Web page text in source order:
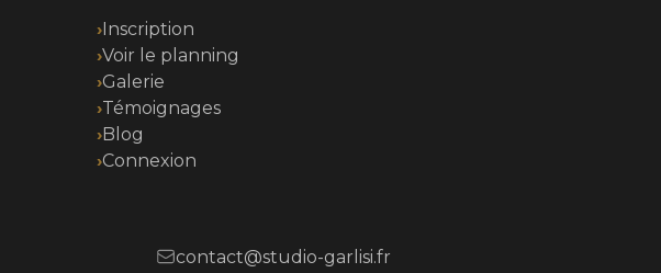
Inscription
Voir le planning
Galerie
Témoignages
Blog
Connexion
contact@studio-garlisi.fr